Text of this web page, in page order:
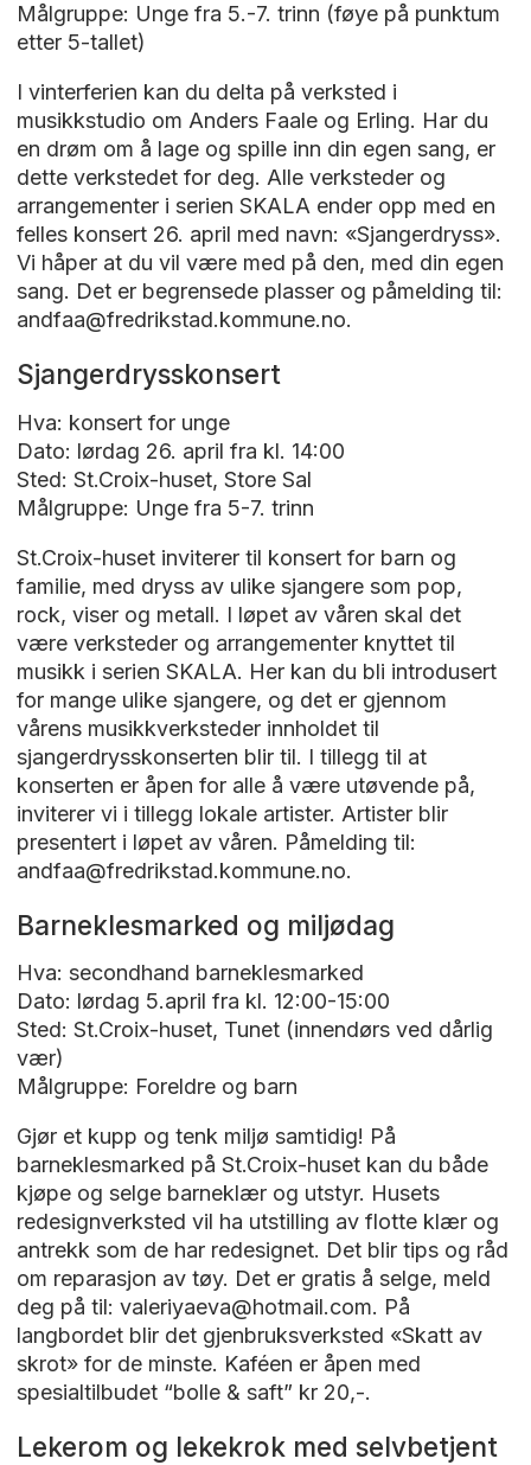
Målgruppe: Unge fra 5.-7. trinn (føye på punktum
etter 5-tallet)
I vinterferien kan du delta på verksted i
musikkstudio om Anders Faale og Erling. Har du
en drøm om å lage og spille inn din egen sang, er
dette verkstedet for deg. Alle verksteder og
arrangementer i serien SKALA ender opp med en
felles konsert 26. april med navn: «Sjangerdryss».
Vi håper at du vil være med på den, med din egen
sang. Det er begrensede plasser og påmelding til:
andfaa@fredrikstad.kommune.no.
Sjangerdrysskonsert
Hva: konsert for unge
Dato: lørdag 26. april fra kl. 14:00
Sted: St.Croix-huset, Store Sal
Målgruppe: Unge fra 5-7. trinn
St.Croix-huset inviterer til konsert for barn og
familie, med dryss av ulike sjangere som pop,
rock, viser og metall. I løpet av våren skal det
være verksteder og arrangementer knyttet til
musikk i serien SKALA. Her kan du bli introdusert
for mange ulike sjangere, og det er gjennom
vårens musikkverksteder innholdet til
sjangerdrysskonserten blir til. I tillegg til at
konserten er åpen for alle å være utøvende på,
inviterer vi i tillegg lokale artister. Artister blir
presentert i løpet av våren. Påmelding til:
andfaa@fredrikstad.kommune.no.
Barneklesmarked og miljødag
Hva: secondhand barneklesmarked
Dato: lørdag 5.april fra kl. 12:00-15:00
Sted: St.Croix-huset, Tunet (innendørs ved dårlig
vær)
Målgruppe: Foreldre og barn
Gjør et kupp og tenk miljø samtidig! På
barneklesmarked på St.Croix-huset kan du både
kjøpe og selge barneklær og utstyr. Husets
redesignverksted vil ha utstilling av flotte klær og
antrekk som de har redesignet. Det blir tips og råd
om reparasjon av tøy. Det er gratis å selge, meld
deg på til: valeriyaeva@hotmail.com. På
langbordet blir det gjenbruksverksted «Skatt av
skrot» for de minste. Kaféen er åpen med
spesialtilbudet “bolle & saft” kr 20,-.
Lekerom og lekekrok med selvbetjent